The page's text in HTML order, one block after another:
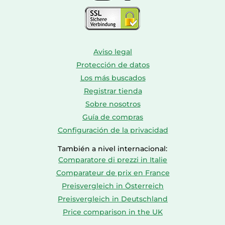
495 mm
Altura del paquete 15 mm
1,12 kg
1 pieza(s)
Aviso legal
Protección de datos
Los más buscados
Registrar tienda
Sobre nosotros
Guía de compras
Configuración de la privacidad
También a nivel internacional:
Comparatore di prezzi in Italie
Comparateur de prix en France
Preisvergleich in Österreich
Preisvergleich in Deutschland
Price comparison in the UK